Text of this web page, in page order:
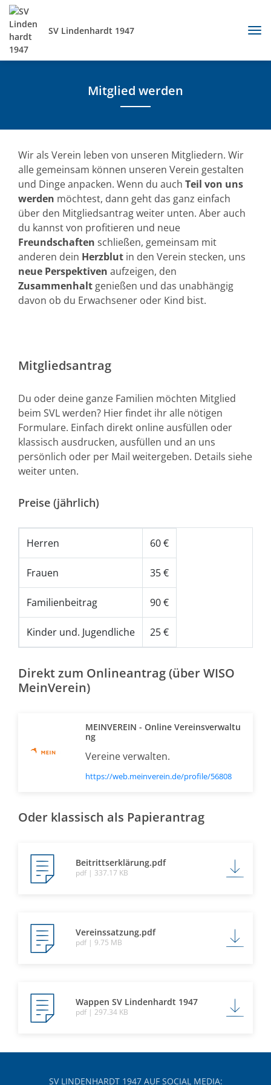
SV Lindenhardt 1947
Mitglied werden
Wir als Verein leben von unseren Mitgliedern. Wir
alle gemeinsam können unseren Verein gestalten
und Dinge anpacken. Wenn du auch Teil von uns
werden möchtest, dann geht das ganz einfach
über den Mitgliedsantrag weiter unten. Aber auch
du kannst von profitieren und neue
Freundschaften schließen, gemeinsam mit
anderen dein Herzblut in den Verein stecken, uns
neue Perspektiven aufzeigen, den
Zusammenhalt genießen und das unabhängig
davon ob du Erwachsener oder Kind bist.
Mitgliedsantrag
Du oder deine ganze Familien möchten Mitglied
beim SVL werden? Hier findet ihr alle nötigen
Formulare. Einfach direkt online ausfüllen oder
klassisch ausdrucken, ausfüllen und an uns
persönlich oder per Mail weitergeben. Details siehe
weiter unten.
Preise (jährlich)
Herren 60 €
Frauen 35 €
Familienbeitrag 90 €
Kinder und. Jugendliche 25 €
Direkt zum Onlineantrag (über WISO
MeinVerein)
MEINVEREIN - Online Vereinsverwaltu
ng
Vereine verwalten.
https://web.meinverein.de/profile/56808
Oder klassisch als Papierantrag
Beitrittserklärung.pdf
pdf | 337.17 KB
Vereinssatzung.pdf
pdf | 9.75 MB
Wappen SV Lindenhardt 1947
pdf | 297.34 KB
SV LINDENHARDT 1947 AUF SOCIAL MEDIA: